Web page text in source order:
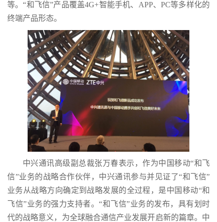
等。“和飞信”产品覆盖4G+智能手机、APP、PC等多样化的
终端产品形态。
中兴通讯高级副总裁张万春表示，作为中国移动“和飞
信”业务的战略合作伙伴，中兴通讯参与并见证了“和飞信”
业务从战略方向确定到战略发展的全过程，是中国移动“和
飞信”业务的强力支持者。“和飞信”业务的发布，具有划时
代的战略意义，为全球融合通信产业发展开启新的篇章。中